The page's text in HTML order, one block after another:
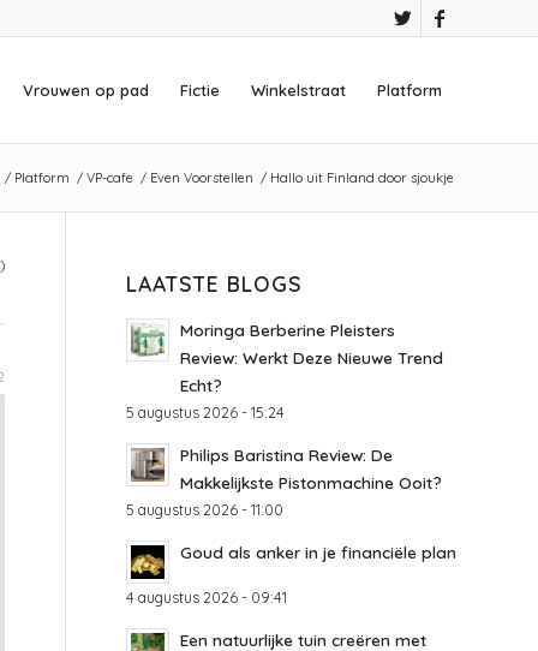
Vrouwen op pad Fictie Winkelstraat Platform
/ Platform / VP-cafe / Even Voorstellen / Hallo uit Finland door sjoukje
LAATSTE BLOGS
Moringa Berberine Pleisters
Review: Werkt Deze Nieuwe Trend
Echt?
5 augustus 2026 - 15:24
Philips Baristina Review: De
Makkelijkste Pistonmachine Ooit?
5 augustus 2026 - 11:00
Goud als anker in je financiële plan
4 augustus 2026 - 09:41
Een natuurlijke tuin creëren met